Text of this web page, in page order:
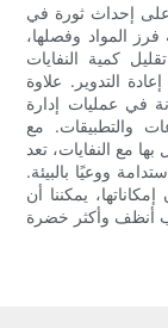
على إحداث ثورة في
المواد وفصلها،
كمية النفايات
التدوير. علاوة
في عمليات إدارة
والتطبيقات. مع
مع النفايات، تعد
ووعيًا بالبيئة.
يمكننا أن